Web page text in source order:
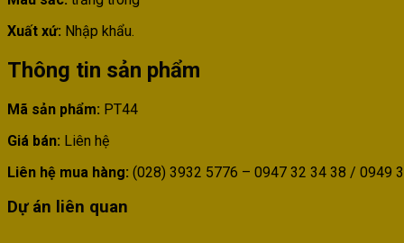
Xuất xứ: Nhập khẩu.
Thông tin sản phẩm
Mã sản phẩm: PT44
Giá bán: Liên hệ
Liên hệ mua hàng: (028) 3932 5776 – 0947 32 34 38 / 0949
Dự án liên quan